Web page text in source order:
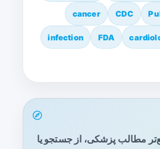
CDC
cancer
FDA
infection
مطالب پزشکی، از جستجو یا